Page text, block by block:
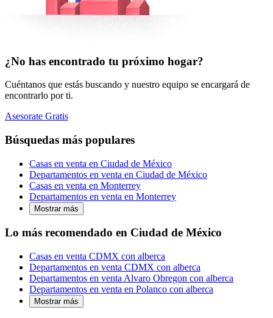
¿No has encontrado tu próximo hogar?
Cuéntanos que estás buscando y nuestro equipo se encargará de
encontrarlo por ti.
Asesorate Gratis
Búsquedas más populares
Casas en venta en Ciudad de México
Departamentos en venta en Ciudad de México
Casas en venta en Monterrey
Departamentos en venta en Monterrey
Mostrar más
Lo más recomendado en Ciudad de México
Casas en venta CDMX con alberca
Departamentos en venta CDMX con alberca
Departamentos en venta Alvaro Obregon con alberca
Departamentos en venta en Polanco con alberca
Mostrar más